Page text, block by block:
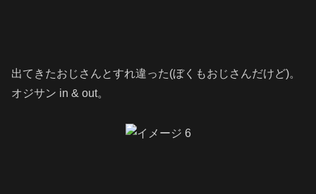
出てきたおじさんとすれ違った(ぼくもおじさんだけど)。
オジサン in & out。